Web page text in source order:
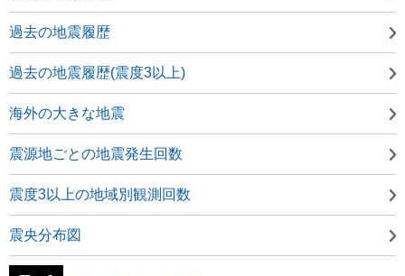
過去の地震履歴
過去の地震履歴(震度3以上)
海外の大きな地震
震源地ごとの地震発生回数
震度3以上の地域別観測回数
震央分布図